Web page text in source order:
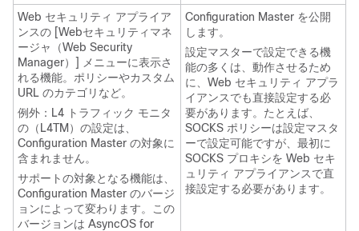
Web セキュリティ アプライア
ンスの [Webセキュリティマネ
ージャ（Web Security
Manager）] メニューに表示さ
れる機能。ポリシーやカスタム
URL のカテゴリなど。
例外：L4 トラフィック モニタ
の（L4TM）の設定は、
Configuration Master の対象に
含まれません。
サポートの対象となる機能は、
Configuration Master のバージ
ョンによって変わります。この
バージョンは AsyncOS for
Configuration Master を公開
します。
設定マスターで設定できる機
能の多くは、動作させるため
に、Web セキュリティ アプラ
イアンスでも直接設定する必
要があります。たとえば、
SOCKS ポリシーは設定マスタ
ーで設定可能ですが、最初に
SOCKS プロキシを Web セキ
ュリティ アプライアンスで直
接設定する必要があります。